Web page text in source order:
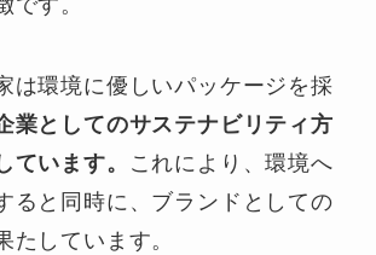
は環境に優しいパッケージを採
業としてのサステナビリティ方
ています。
これにより、環境へ
ると同時に、ブランドとしての
たしています。